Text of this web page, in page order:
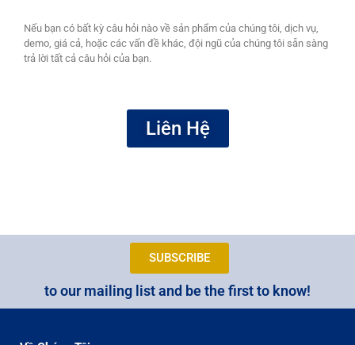
Nếu bạn có bất kỳ câu hỏi nào về sản phẩm của chúng tôi, dịch vụ,
demo, giá cả, hoặc các vấn đề khác, đội ngũ của chúng tôi sẵn sàng
trả lời tất cả câu hỏi của bạn.
Liên Hệ
SUBSCRIBE
to our mailing list and be the first to know!